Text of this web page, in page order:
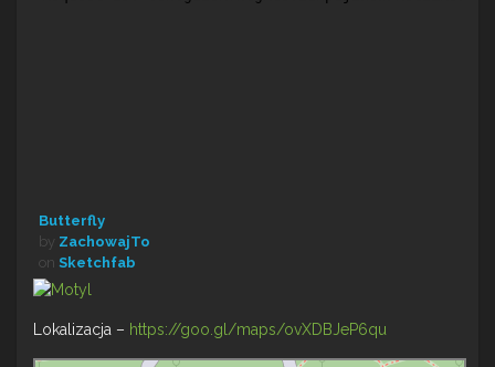
Butterfly
by ZachowajTo
on Sketchfab
Lokalizacja – https://goo.gl/maps/ovXDBJeP6qu